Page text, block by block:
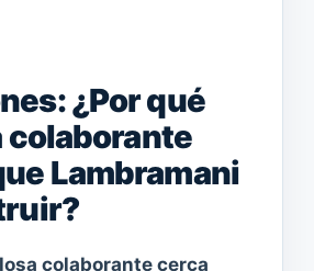
¿Por qué
colaborante
Lambramani
losa colaborante cerca